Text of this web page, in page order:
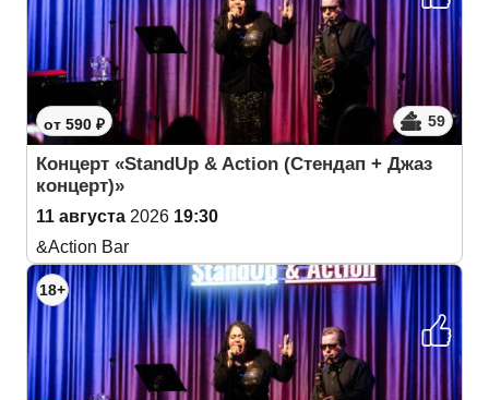
от 590 ₽ 59
Концерт «StandUp & Action (Cтендап + Джаз
концерт)»
11 августа 2026 19:30
&Action Bar
18+